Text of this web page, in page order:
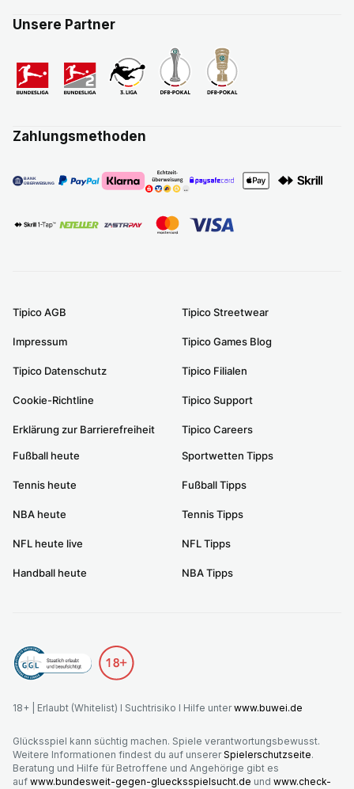
Unsere Partner
Zahlungsmethoden
Tipico AGB
Impressum
Tipico Datenschutz
Cookie-Richtline
Erklärung zur Barrierefreiheit
Tipico Streetwear
Tipico Games Blog
Tipico Filialen
Tipico Support
Tipico Careers
Fußball heute
Tennis heute
NBA heute
NFL heute live
Handball heute
Sportwetten Tipps
Fußball Tipps
Tennis Tipps
NFL Tipps
NBA Tipps
18+ | Erlaubt (Whitelist) I Suchtrisiko I Hilfe unterwww.buwei.de
Glücksspiel kann süchtig machen. Spiele verantwortungsbewusst.
Weitere Informationen findest du auf unsererSpielerschutzseite.
Beratung und Hilfe für Betroffene und Angehörige gibt es
auf www.bundesweit-gegen-gluecksspielsucht.de und www.check-